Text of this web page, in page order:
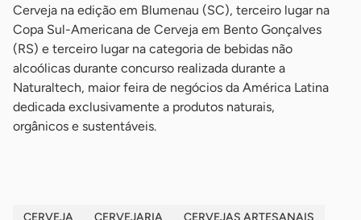
Cerveja na edição em Blumenau (SC), terceiro lugar na
Copa Sul-Americana de Cerveja em Bento Gonçalves
(RS) e terceiro lugar na categoria de bebidas não
alcoólicas durante concurso realizada durante a
Naturaltech, maior feira de negócios da América Latina
dedicada exclusivamente a produtos naturais,
orgânicos e sustentáveis.
CERVEJA CERVEJARIA CERVEJAS ARTESANAIS